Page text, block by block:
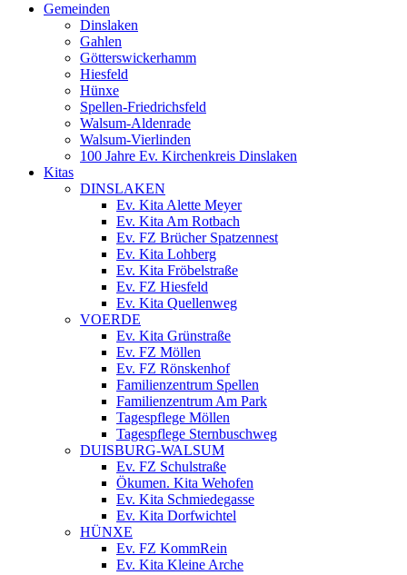
Gemeinden
Dinslaken
Gahlen
Götterswickerhamm
Hiesfeld
Hünxe
Spellen-Friedrichsfeld
Walsum-Aldenrade
Walsum-Vierlinden
100 Jahre Ev. Kirchenkreis Dinslaken
Kitas
DINSLAKEN
Ev. Kita Alette Meyer
Ev. Kita Am Rotbach
Ev. FZ Brücher Spatzennest
Ev. Kita Lohberg
Ev. Kita Fröbelstraße
Ev. FZ Hiesfeld
Ev. Kita Quellenweg
VOERDE
Ev. Kita Grünstraße
Ev. FZ Möllen
Ev. FZ Rönskenhof
Familienzentrum Spellen
Familienzentrum Am Park
Tagespflege Möllen
Tagespflege Sternbuschweg
DUISBURG-WALSUM
Ev. FZ Schulstraße
Ökumen. Kita Wehofen
Ev. Kita Schmiedegasse
Ev. Kita Dorfwichtel
HÜNXE
Ev. FZ KommRein
Ev. Kita Kleine Arche